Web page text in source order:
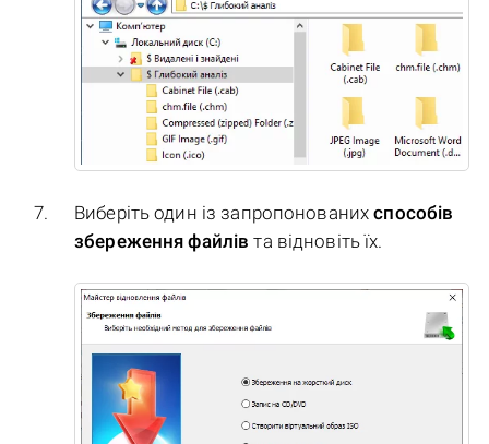
Виберіть один із запропонованихспособів
збереження файлів та відновіть їх.